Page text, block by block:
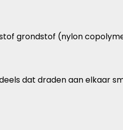
grondstof (nylon
dat draden aan elkaar